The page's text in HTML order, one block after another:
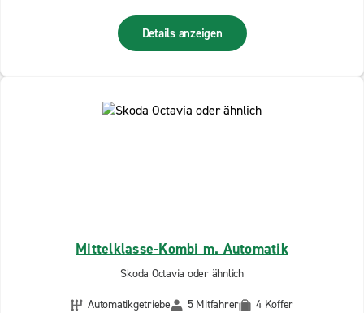
Details anzeigen
Mittelklasse-Kombi m. Automatik
Skoda Octavia oder ähnlich
Automatikgetriebe
5 Mitfahrer 4 Koffer